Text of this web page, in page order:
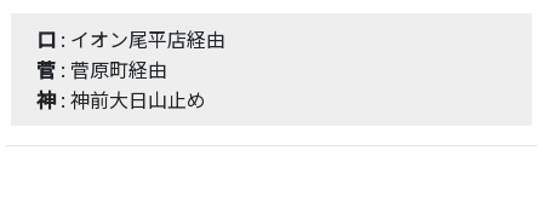
口 : イオン尾平店経由
菅 : 菅原町経由
神: 神前大日山止め